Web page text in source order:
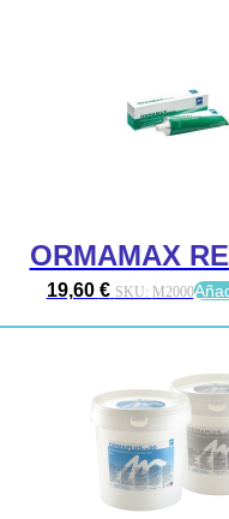
ORMAMAX
19,60 € SKU: M2000